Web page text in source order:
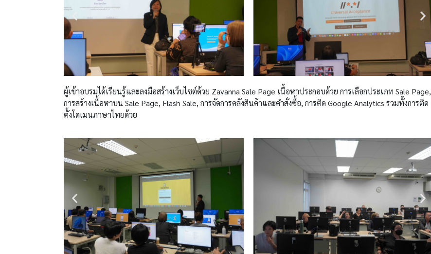
ผู้เข้าอบรมได้เรียนรู้และลงมือสร้างเว็บไซต์ด้วย Zavanna Sale Page เนื้อหาประกอบด้วย การเลือกประเภท Sale Page,
การสร้างเนื้อหาบน Sale Page, Flash Sale, การจัดการคลังสินค้าและคำสั่งซื้อ, การติด Google Analytics รวมทั้งการติด
ตั้งโดเมนภาษาไทยด้วย